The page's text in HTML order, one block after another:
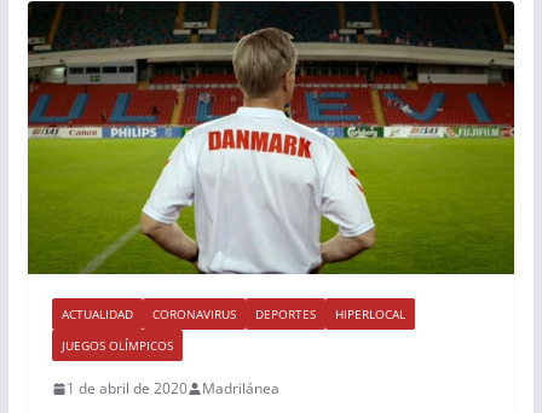
ACTUALIDAD CORONAVIRUS DEPORTES
HIPERLOCAL
JUEGOS OLÍMPICOS
1 de abril de 2020 Madrilánea